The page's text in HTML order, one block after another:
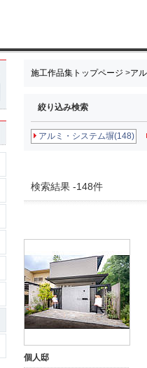
施工作品集トップページ >ア
絞り込み検索
アルミ・システム塀(148)
検索結果 -148件
個人邸